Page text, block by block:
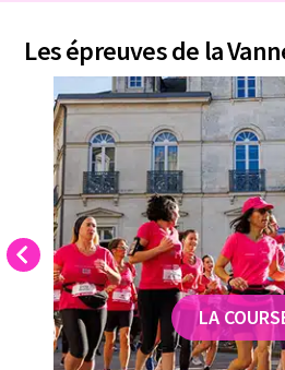
Les épreuves de la
Previous
LA